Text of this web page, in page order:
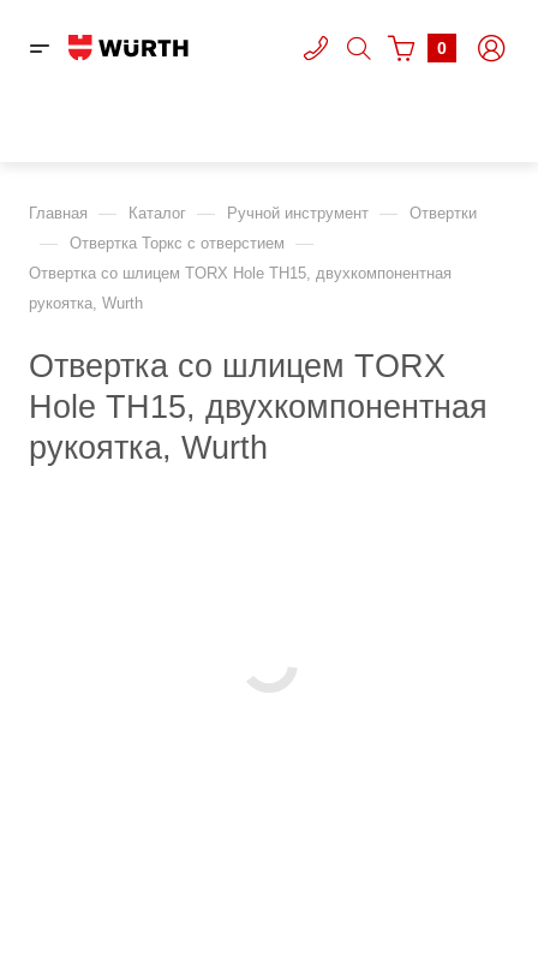
0
Главная — Каталог — Ручной инструмент — Отвертки
— Отвертка Торкс c отверстием —
Отвертка со шлицем TORX Hole TH15, двухкомпонентная
рукоятка, Wurth
Отвертка со шлицем TORX
Hole TH15, двухкомпонентная
рукоятка, Wurth